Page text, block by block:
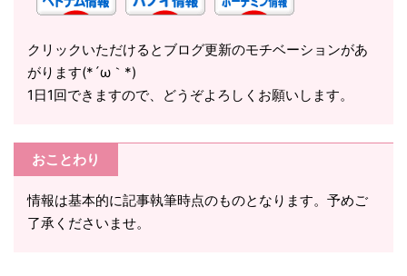
クリックいただけるとブログ更新のモチベーションがあ
がります(*´ω｀*)
1日1回できますので、どうぞよろしくお願いします。
おことわり
情報は基本的に記事執筆時点のものとなります。予めご
了承くださいませ。